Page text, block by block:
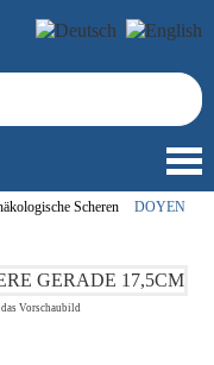
Scheren
DOYEN
Vorschaubild